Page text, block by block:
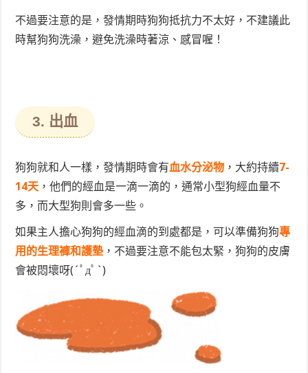
不過要注意的是，發情期時狗狗抵抗力不太好，不建議此
時幫狗狗洗澡，避免洗澡時著涼、感冒喔！
3. 出血
狗狗就和人一樣，發情期時會有血水分泌物 ，大約持續7-
14天 ，他們的經血是一滴一滴的，通常小型狗經血量不
多，而大型狗則會多一些。
如果主人擔心狗狗的經血滴的到處都是，可以準備狗狗專
用的生理褲和護墊，不過要注意不能包太緊，狗狗的皮膚
會被悶壞呀(´ﾟдﾟ`)